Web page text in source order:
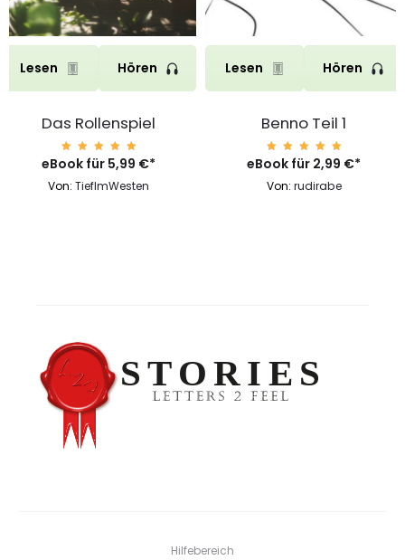
Lesen Hören
Das Rollenspiel
Bewerte
t mit
von 5
eBook für 5,99 €*
Von: TiefImWesten
Lesen Hören
Benno Teil 1
Bewerte
t mit
von 5
eBook für 2,99 €*
Von: rudirabe
Hilfebereich